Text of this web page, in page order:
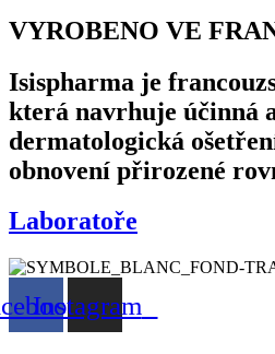
VYROBENO VE
Isispharma je
která navrhuje účinná
dermatologická
obnovení přirozené
Laboratoře
Instagram